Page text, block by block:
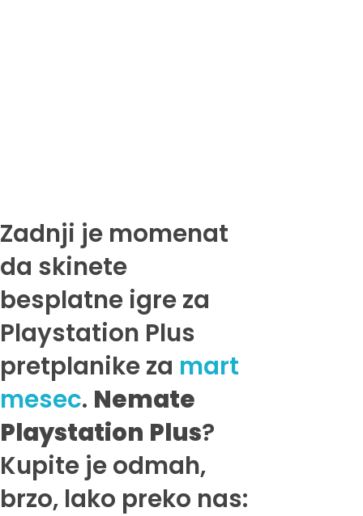
Zadnji je momenat
da skinete
besplatne igre za
Playstation Plus
pretplanike za mart
mesec. Nemate
Playstation Plus?
Kupite je odmah,
brzo, lako preko nas: